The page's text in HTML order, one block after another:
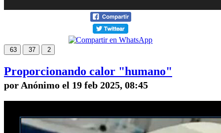
63 37 2
Proporcionando calor "humano"
por Anónimo el 19 feb 2025, 08:45